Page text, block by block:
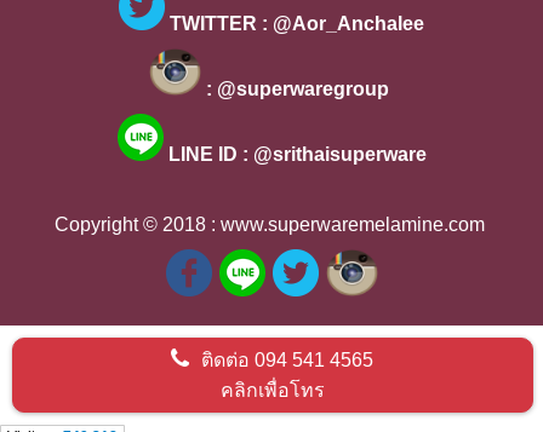
TWITTER : @Aor_Anchalee
: @superwaregroup
LINE ID : @srithaisuperware
Copyright © 2018 : www.superwaremelamine.com
ติดต่อ094 541 4565
คลิกเพื่อโทร